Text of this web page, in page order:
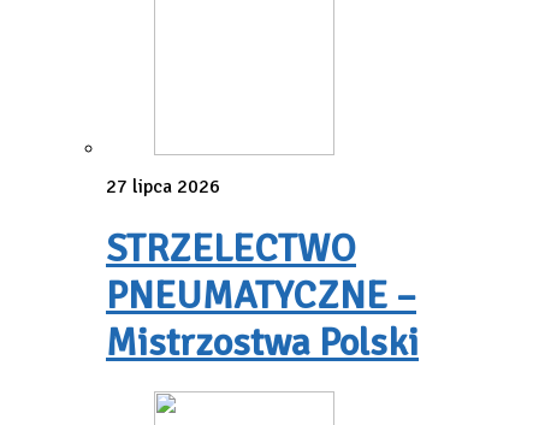
27 lipca 2026
STRZELECTWO
PNEUMATYCZNE –
Mistrzostwa Polski